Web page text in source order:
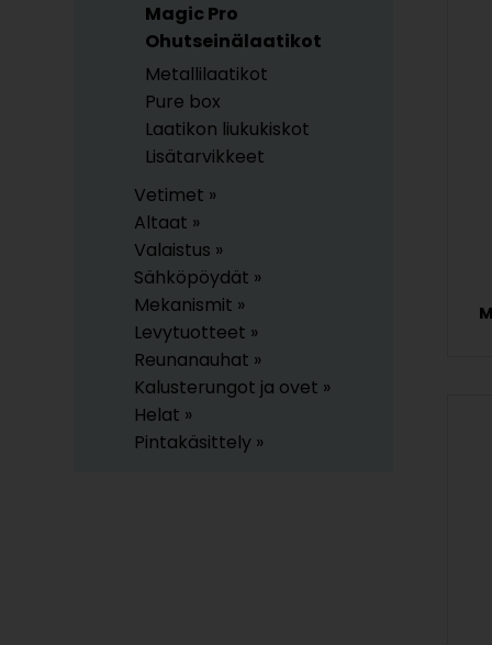
Magic Pro
Ohutseinälaatikot
Metallilaatikot
Pure box
Laatikon liukukiskot
Lisätarvikkeet
Vetimet »
Altaat »
Valaistus »
Sähköpöydät »
Mekanismit »
Levytuotteet »
Reunanauhat »
Kalusterungot ja ovet »
Helat »
Pintakäsittely »